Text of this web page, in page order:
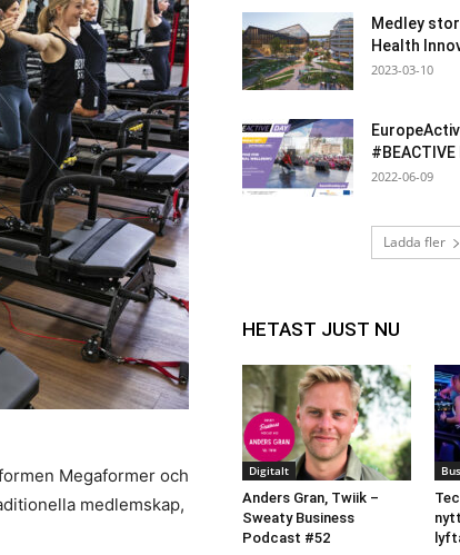
Megaformer och
medlemskap,
Medley
Health
2023-03-10
2022-06-09
Ladda fler
HETAST JUST NU
Digitalt
Anders Gran, Twiik –
Sweaty Business
Podcast #52